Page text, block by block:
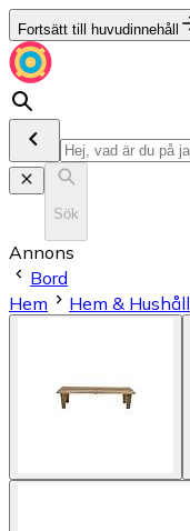
Fortsätt till huvudinnehåll
Sök
Annons
Bord
Hem
Hem & Hushåll